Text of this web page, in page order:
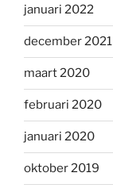
januari 2022
december 2021
maart 2020
februari 2020
januari 2020
oktober 2019